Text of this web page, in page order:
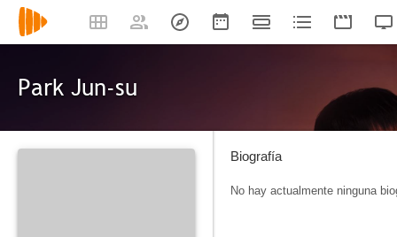
Park Jun-su
Biografía
No hay actualmente ninguna